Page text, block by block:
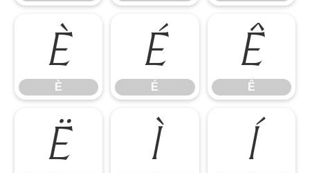
È
È
É
É
Ê
Ê
Ë Ì Í